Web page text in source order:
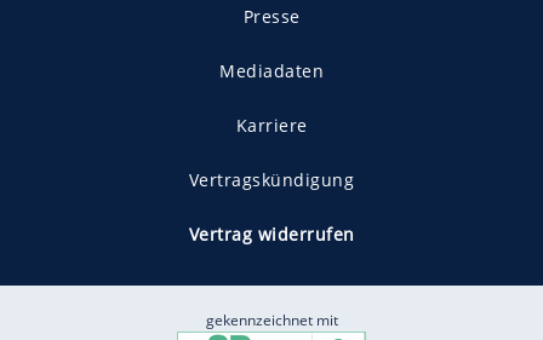
Presse
Mediadaten
Karriere
Vertragskündigung
Vertrag widerrufen
gekennzeichnet mit